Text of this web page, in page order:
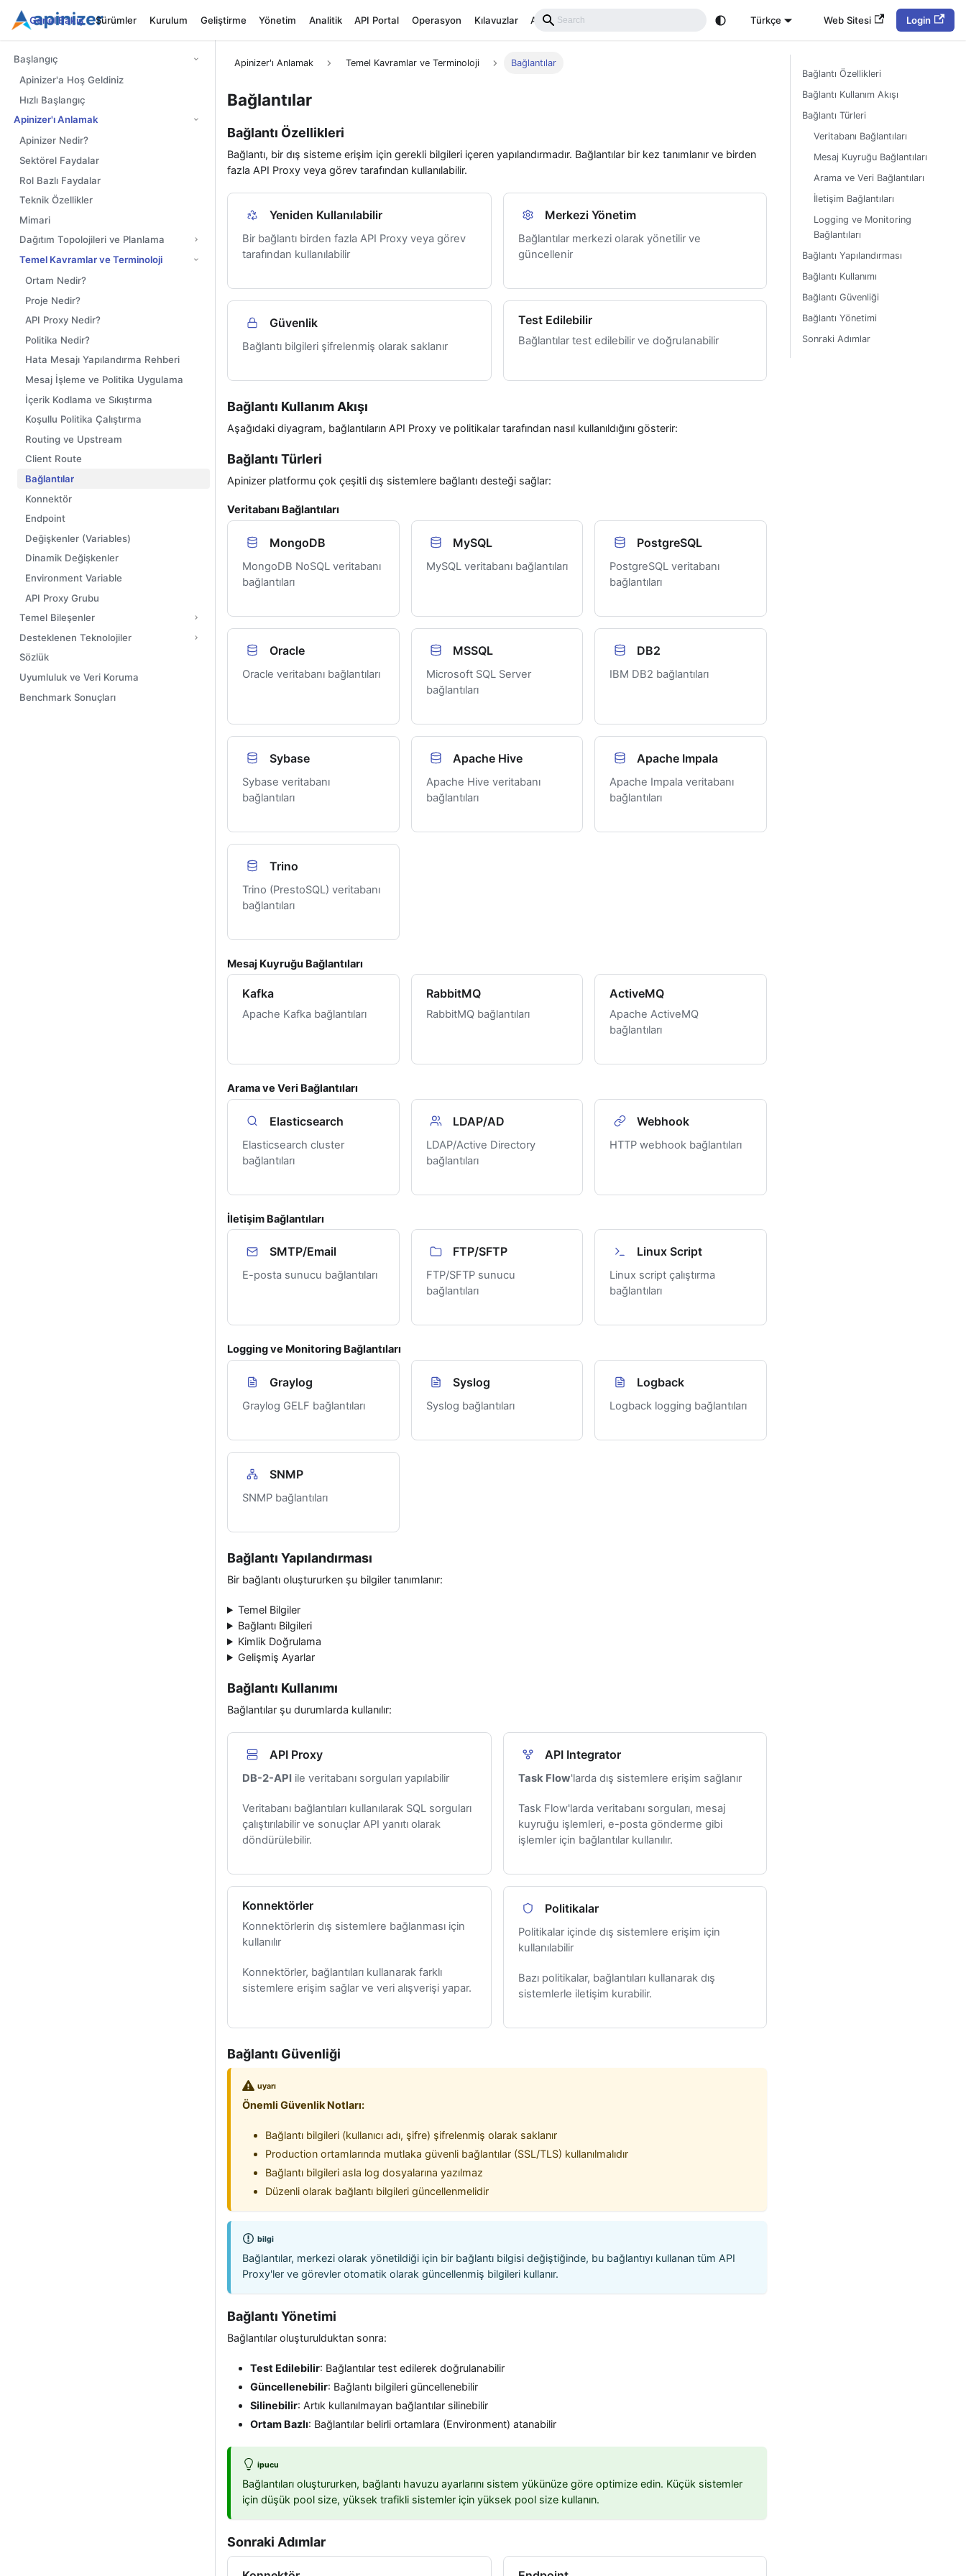
Genel Bakış Sürümler Kurulum Geliştirme Yönetim Analitik API Portal Operasyon Kılavuzlar API Reference Türkçe Web Sitesi Login
Başlangıç
Apinizer'a Hoş Geldiniz
Hızlı Başlangıç
Apinizer'ı Anlamak
Apinizer Nedir?
Sektörel Faydalar
Rol Bazlı Faydalar
Teknik Özellikler
Mimari
Dağıtım Topolojileri ve Planlama
Temel Kavramlar ve Terminoloji
Ortam Nedir?
Proje Nedir?
API Proxy Nedir?
Politika Nedir?
Hata Mesajı Yapılandırma Rehberi
Mesaj İşleme ve Politika Uygulama
İçerik Kodlama ve Sıkıştırma
Koşullu Politika Çalıştırma
Routing ve Upstream
Client Route
Bağlantılar
Konnektör
Endpoint
Değişkenler (Variables)
Dinamik Değişkenler
Environment Variable
API Proxy Grubu
Temel Bileşenler
Desteklenen Teknolojiler
Sözlük
Uyumluluk ve Veri Koruma
Benchmark Sonuçları
Apinizer'ı Anlamak Temel Kavramlar ve Terminoloji Bağlantılar
Bağlantılar
Bağlantı Özellikleri
Bağlantı, bir dış sisteme erişim için gerekli bilgileri içeren yapılandırmadır. Bağlantılar bir kez tanımlanır ve birden
fazla API Proxy veya görev tarafından kullanılabilir.
Yeniden Kullanılabilir
Bir bağlantı birden fazla API Proxy veya görev
tarafından kullanılabilir
Merkezi Yönetim
Bağlantılar merkezi olarak yönetilir ve
güncellenir
Güvenlik
Bağlantı bilgileri şifrelenmiş olarak saklanır
Test Edilebilir
Bağlantılar test edilebilir ve doğrulanabilir
Bağlantı Kullanım Akışı
Aşağıdaki diyagram, bağlantıların API Proxy ve politikalar tarafından nasıl kullanıldığını gösterir:
Bağlantı Türleri
Apinizer platformu çok çeşitli dış sistemlere bağlantı desteği sağlar:
Veritabanı Bağlantıları
MongoDB
MongoDB NoSQL veritabanı
bağlantıları
MySQL
MySQL veritabanı bağlantıları
PostgreSQL
PostgreSQL veritabanı
bağlantıları
Oracle
Oracle veritabanı bağlantıları
MSSQL
Microsoft SQL Server
bağlantıları
DB2
IBM DB2 bağlantıları
Sybase
Sybase veritabanı
bağlantıları
Apache Hive
Apache Hive veritabanı
bağlantıları
Apache Impala
Apache Impala veritabanı
bağlantıları
Trino
Trino (PrestoSQL) veritabanı
bağlantıları
Mesaj Kuyruğu Bağlantıları
Kafka
Apache Kafka bağlantıları
RabbitMQ
RabbitMQ bağlantıları
ActiveMQ
Apache ActiveMQ
bağlantıları
Arama ve Veri Bağlantıları
Elasticsearch
Elasticsearch cluster
bağlantıları
LDAP/AD
LDAP/Active Directory
bağlantıları
Webhook
HTTP webhook bağlantıları
İletişim Bağlantıları
SMTP/Email
E-posta sunucu bağlantıları
FTP/SFTP
FTP/SFTP sunucu
bağlantıları
Linux Script
Linux script çalıştırma
bağlantıları
Logging ve Monitoring Bağlantıları
Graylog
Graylog GELF bağlantıları
Syslog
Syslog bağlantıları
Logback
Logback logging bağlantıları
SNMP
SNMP bağlantıları
Bağlantı Yapılandırması
Bir bağlantı oluştururken şu bilgiler tanımlanır:
Temel Bilgiler
Bağlantı Bilgileri
Kimlik Doğrulama
Gelişmiş Ayarlar
Bağlantı Kullanımı
Bağlantılar şu durumlarda kullanılır:
API Proxy
DB-2-API ile veritabanı sorguları yapılabilir
Veritabanı bağlantıları kullanılarak SQL sorguları
çalıştırılabilir ve sonuçlar API yanıtı olarak
döndürülebilir.
API Integrator
Task Flow'larda dış sistemlere erişim sağlanır
Task Flow'larda veritabanı sorguları, mesaj
kuyruğu işlemleri, e-posta gönderme gibi
işlemler için bağlantılar kullanılır.
Konnektörler
Konnektörlerin dış sistemlere bağlanması için
kullanılır
Konnektörler, bağlantıları kullanarak farklı
sistemlere erişim sağlar ve veri alışverişi yapar.
Politikalar
Politikalar içinde dış sistemlere erişim için
kullanılabilir
Bazı politikalar, bağlantıları kullanarak dış
sistemlerle iletişim kurabilir.
Bağlantı Güvenliği
uyarı
Önemli Güvenlik Notları:
Bağlantı bilgileri (kullanıcı adı, şifre) şifrelenmiş olarak saklanır
Production ortamlarında mutlaka güvenli bağlantılar (SSL/TLS) kullanılmalıdır
Bağlantı bilgileri asla log dosyalarına yazılmaz
Düzenli olarak bağlantı bilgileri güncellenmelidir
bilgi
Bağlantılar, merkezi olarak yönetildiği için bir bağlantı bilgisi değiştiğinde, bu bağlantıyı kullanan tüm API
Proxy'ler ve görevler otomatik olarak güncellenmiş bilgileri kullanır.
Bağlantı Yönetimi
Bağlantılar oluşturulduktan sonra:
Test Edilebilir: Bağlantılar test edilerek doğrulanabilir
Güncellenebilir: Bağlantı bilgileri güncellenebilir
Silinebilir: Artık kullanılmayan bağlantılar silinebilir
Ortam Bazlı: Bağlantılar belirli ortamlara (Environment) atanabilir
ipucu
Bağlantıları oluştururken, bağlantı havuzu ayarlarını sistem yükünüze göre optimize edin. Küçük sistemler
için düşük pool size, yüksek trafikli sistemler için yüksek pool size kullanın.
Sonraki Adımlar
Bağlantı Özellikleri
Bağlantı Kullanım Akışı
Bağlantı Türleri
Veritabanı Bağlantıları
Mesaj Kuyruğu Bağlantıları
Arama ve Veri Bağlantıları
İletişim Bağlantıları
Logging ve Monitoring
Bağlantıları
Bağlantı Yapılandırması
Bağlantı Kullanımı
Bağlantı Güvenliği
Bağlantı Yönetimi
Sonraki Adımlar